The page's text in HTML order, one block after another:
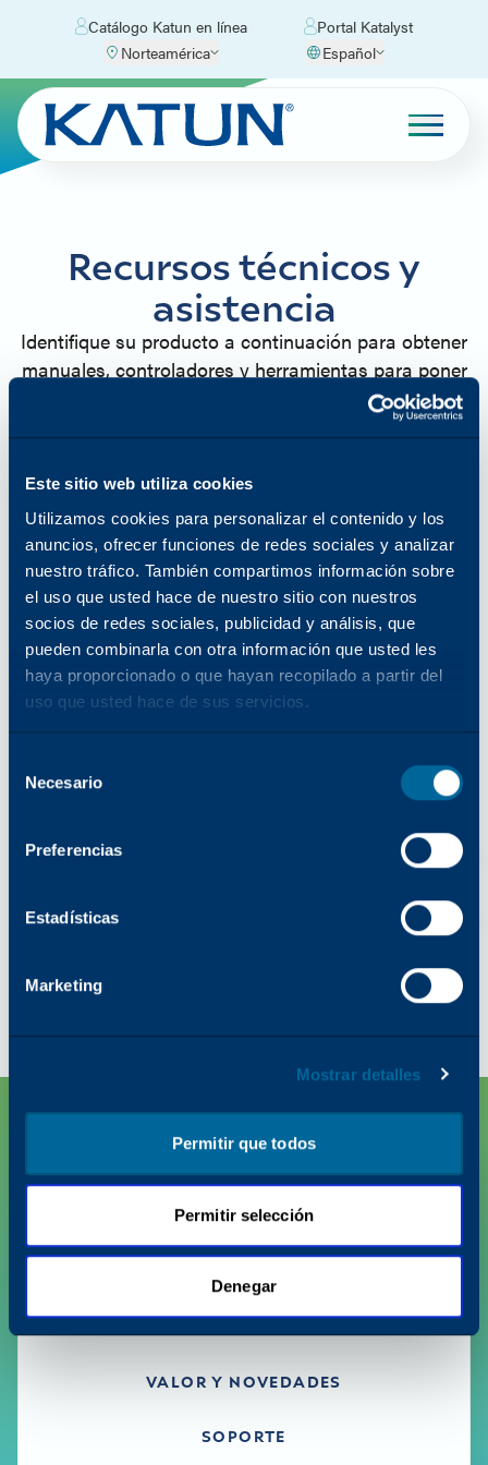
Este sitio web utiliza cookies
Utilizamos cookies para personalizar el contenido y los
anuncios, ofrecer funciones de redes sociales y analizar
nuestro tráfico. También compartimos información sobre
el uso que usted hace de nuestro sitio con nuestros
socios de redes sociales, publicidad y análisis, que
pueden combinarla con otra información que usted les
haya proporcionado o que hayan recopilado a partir del
uso que usted hace de sus servicios.
delNecesario
Preferencias
Estadísticas
Marketing
Mostrar detalles
Permitir que todos
Permitir selección
Denegar
Catálogo Katun en línea
Portal Katalyst
Norteamérica
Español
Recursos técnicos y
asistencia
Identifique su producto a continuación para obtener
manuales, controladores y herramientas para poner
en marcha su transformación digital. ¿No encuentra
lo que busca? Consulte nuestras Preguntas
póngase en contacto con nosotros.
Búsqueda por nombre de modelo
Tipo de impresora
Color
Monocromo
VALOR Y NOVEDADES
SOPORTE